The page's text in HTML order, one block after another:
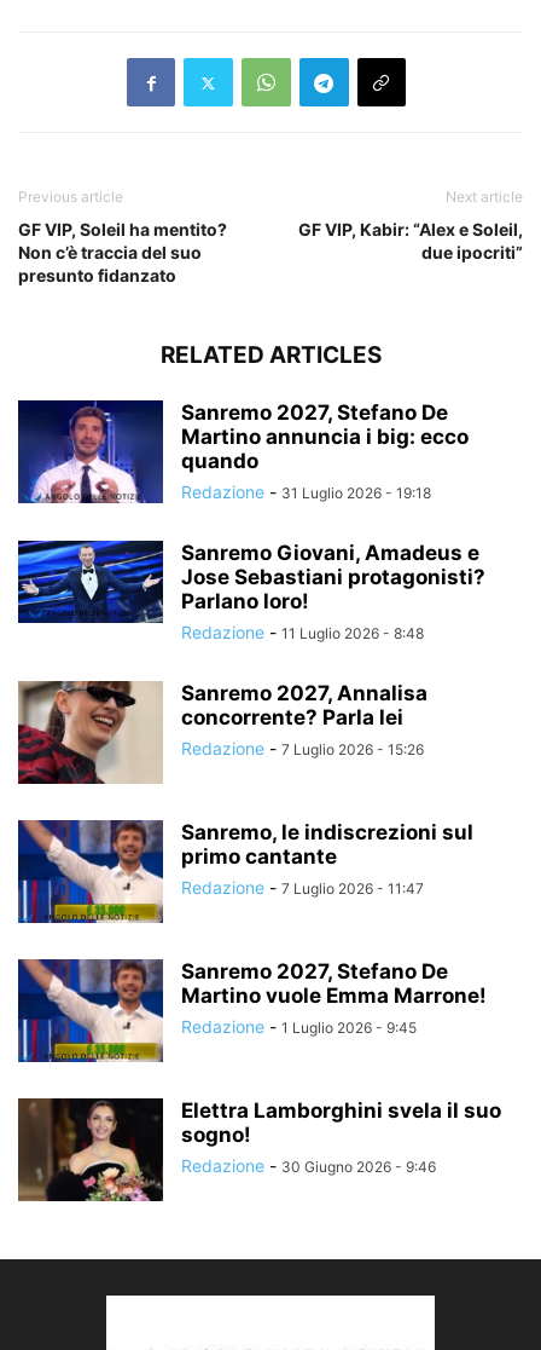
Previous article
GF VIP, Soleil ha mentito?
Non c’è traccia del suo
presunto fidanzato
Next article
GF VIP, Kabir: “Alex e Soleil,
due ipocriti”
RELATED ARTICLES
Sanremo 2027, Stefano De
Martino annuncia i big: ecco
quando
Redazione - 31 Luglio 2026 - 19:18
Sanremo Giovani, Amadeus e
Jose Sebastiani protagonisti?
Parlano loro!
Redazione - 11 Luglio 2026 - 8:48
Sanremo 2027, Annalisa
concorrente? Parla lei
Redazione - 7 Luglio 2026 - 15:26
Sanremo, le indiscrezioni sul
primo cantante
Redazione - 7 Luglio 2026 - 11:47
Sanremo 2027, Stefano De
Martino vuole Emma Marrone!
Redazione - 1 Luglio 2026 - 9:45
Elettra Lamborghini svela il suo
sogno!
Redazione - 30 Giugno 2026 - 9:46